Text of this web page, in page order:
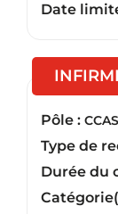
Date
Pôle :
Type de
Durée du